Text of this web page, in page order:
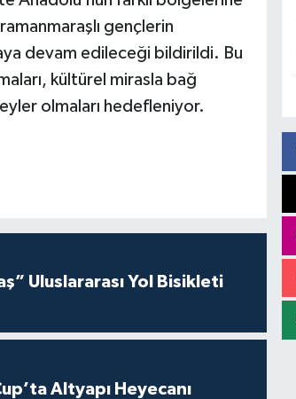
gençlerin
devam edileceği bildirildi. Bu
kültürel mirasla bağ
olmaları hedefleniyor.
Uluslararası Yol Bisikleti
Altyapı Heyecanı